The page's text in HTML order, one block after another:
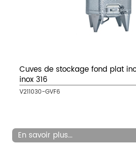
Cuves de stockage fond plat
inox 316
V211030-GVF6
En savoir plus...